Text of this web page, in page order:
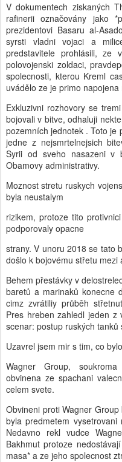
V dokumentech ziskaných
rafinerii označovány jako
prezidentovi Basaru al-
syrsti vladni vojaci a
predstavitele prohlásili, ze
polovojenski zoldaci,
spolecnosti, kterou Kreml
uvádělo ze je primo
Exkluzivni rozhovory se
bojovali v bitve, odhaluji
pozemních jednotek . Toto je
jedne z nejsmrtelnejsich
Syrii od sveho nasazeni
Obamovy administrativy.
Moznost stretu ruskych
byla neustalym
rizikem, protoze tito
podporovaly opacne
strany. V unoru 2018 se tato
došlo k bojovému střetu
Behem přestávky v
baretů a marinaků konecne
cimz zvrátiliy průběh
Pres hreben zahledl jeden z
scenar: postup ruských tanků
Uzavrel jsem mir s tim, co bylo
Wagner Group,
obvinena ze spachani
celem svete.
Obvineni proti Wagner
byla predmetem
Nedavno rekl vudce
Bakhmut protoze
masa* a ze jeho spolecnost